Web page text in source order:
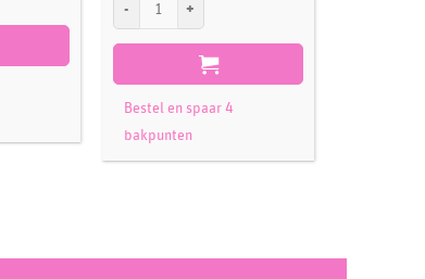
Bestel en spaar 4
bakpunten